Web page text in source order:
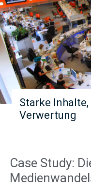
Starke
Verwertung
Case Study: